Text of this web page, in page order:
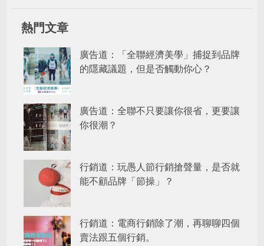
熱門文章
廣告道：「全聯經濟美學」捕捉到品牌
的隱藏議題，但是否觸動你心？
廣告道：全聯不只要讓你很省，更要讓
你很潮？
行銷道：玩愚人節行銷搶聲量，是否就
能不顧品牌「節操」？
行銷道：電商行銷除了潮，再聊聊四個
賣法跟五個行銷。